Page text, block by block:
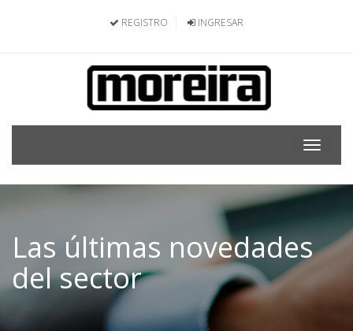
REGISTRO INGRESAR
Toggle
Las últimas novedades
del sector